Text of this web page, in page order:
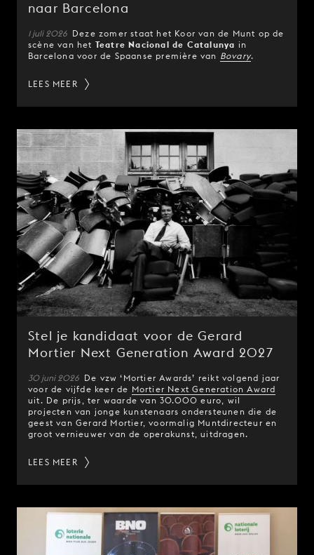
naar Barcelona
1 juli 2026 Deze zomer staat het Koor van de Munt op de
scène van het Teatre Nacional de Catalunya in
Barcelona voor de Spaanse première van Bovary.
LEES MEER
Stel je kandidaat voor de Gerard
Mortier Next Generation Award 2027
30 juni 2026 De vzw ‘Mortier Awards’ reikt volgend jaar
voor de vijfde keer de Mortier Next Generation Award
uit. De prijs, ter waarde van 30.000 euro, wil
projecten van jonge kunstenaars ondersteunen die de
geest van Gerard Mortier, voormalig Muntdirecteur en
groot vernieuwer van de operakunst, uitdragen.
LEES MEER